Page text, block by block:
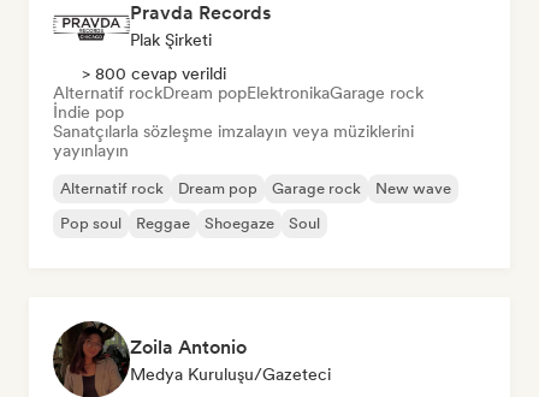
Pravda Records
Plak Şirketi
> 800 cevap verildi
Alternatif rockDream popElektronikaGarage rock
İndie pop
Sanatçılarla sözleşme imzalayın veya müziklerini
yayınlayın
Alternatif rock Dream pop Garage rock
New wave
Pop soul
Reggae Shoegaze Soul
Zoila Antonio
Medya Kuruluşu/Gazeteci